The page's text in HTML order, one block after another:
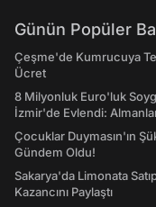
Günün Popüler
Çeşme'de Kumrucuya
Ücret
8 Milyonluk Euro'luk
İzmir'de Evlendi:
Çocuklar Duymasın'ın
Gündem Oldu!
Sakarya'da Limonata
Kazancını Paylaştı